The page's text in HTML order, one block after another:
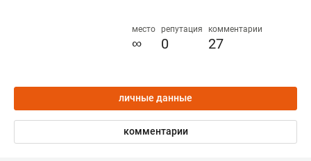
место
∞
репутация
0
комментарии
27
личные данные
комментарии